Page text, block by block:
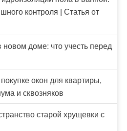
контроля | Статья от
новом доме: что учесть перед
окон для квартиры,
и сквозняков
старой хрущевки с